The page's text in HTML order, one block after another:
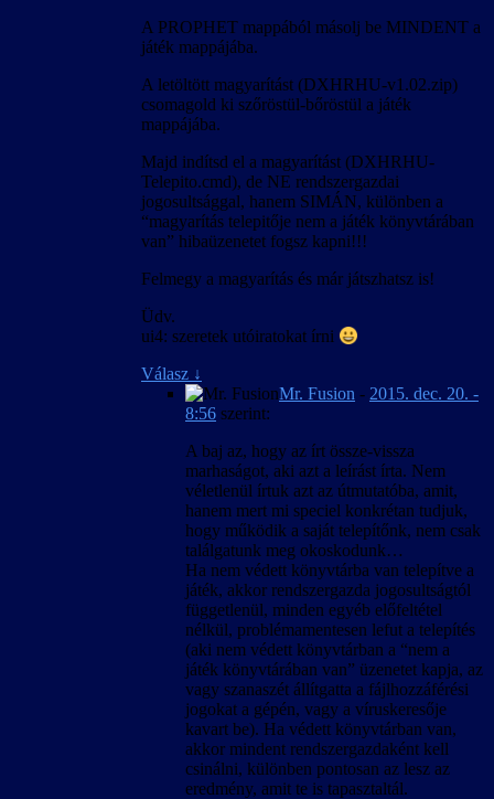
A PROPHET mappából másolj be MINDENT a
játék mappájába.
A letöltött magyarítást (DXHRHU-v1.02.zip)
csomagold ki szőröstül-bőröstül a játék
mappájába.
Majd indítsd el a magyarítást (DXHRHU-
Telepito.cmd), de NE rendszergazdai
jogosultsággal, hanem SIMÁN, különben a
“magyarítás telepitője nem a játék könyvtárában
van” hibaüzenetet fogsz kapni!!!
Felmegy a magyarítás és már játszhatsz is!
Üdv.
ui4: szeretek utóiratokat írni
Válasz ↓
Mr. Fusion - 2015. dec. 20. -
8:56 szerint:
A baj az, hogy az írt össze-vissza
marhaságot, aki azt a leírást írta. Nem
véletlenül írtuk azt az útmutatóba, amit,
hanem mert mi speciel konkrétan tudjuk,
hogy működik a saját telepítőnk, nem csak
találgatunk meg okoskodunk…
Ha nem védett könyvtárba van telepítve a
játék, akkor rendszergazda jogosultságtól
függetlenül, minden egyéb előfeltétel
nélkül, problémamentesen lefut a telepítés
(aki nem védett könyvtárban a “nem a
játék könyvtárában van” üzenetet kapja, az
vagy szanaszét állítgatta a fájlhozzáférési
jogokat a gépén, vagy a víruskeresője
kavart be). Ha védett könyvtárban van,
akkor mindent rendszergazdaként kell
csinálni, különben pontosan az lesz az
eredmény, amit te is tapasztaltál.